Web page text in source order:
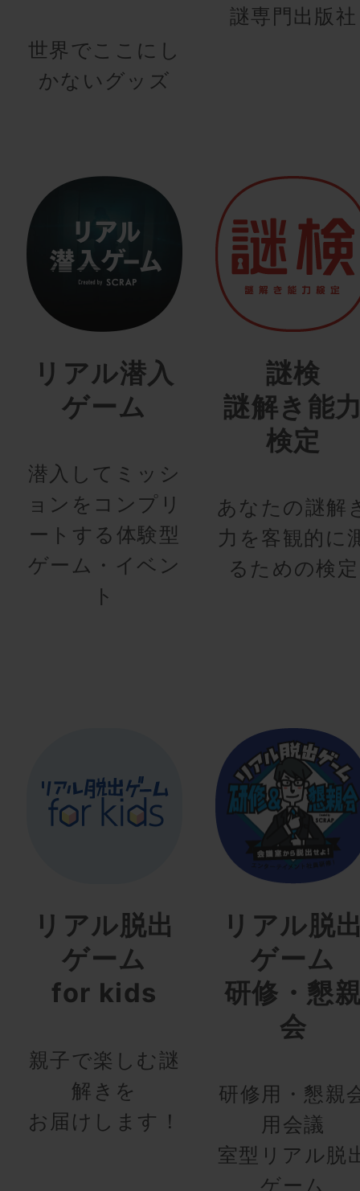
世界でここにし
かないグッズ
謎専門出版社
リアル潜入
ゲーム
潜入してミッシ
ョンをコンプリ
ートする体験型
ゲーム・イベン
ト
謎検
謎解き能
検定
あなたの謎解
力を客観的に
るための検定
リアル脱出
ゲーム
for kids
親子で楽しむ謎
解きを
お届けします！
リアル脱
ゲーム
研修・懇
会
研修用・懇親
用会議
室型リアル脱
ゲーム